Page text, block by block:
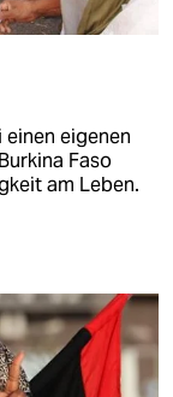
eigenen
Faso
am Leben.